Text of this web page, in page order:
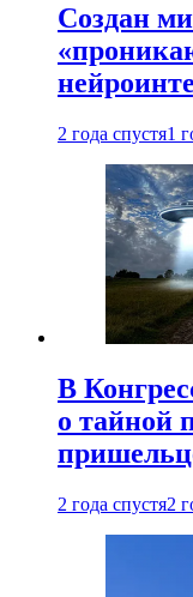
Создан
2 года спустя1
В
о тайной
2 года спустя2